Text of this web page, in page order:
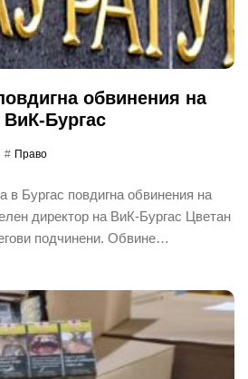
обвинения на
Бургас
Право
в Бургас повдигна обвинения на
директор на ВиК-Бургас Цветан
подчинени. Обвине…